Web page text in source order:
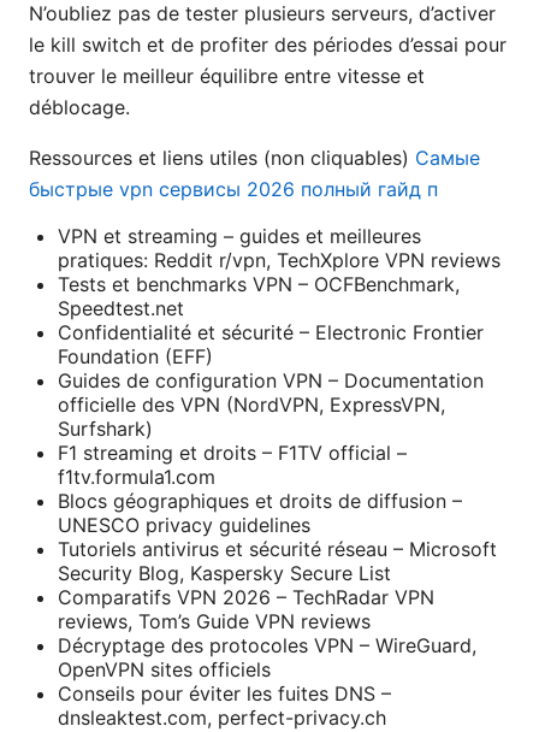
N’oubliez pas de tester plusieurs serveurs, d’activer
le kill switch et de profiter des périodes d’essai pour
trouver le meilleur équilibre entre vitesse et
déblocage.
Ressources et liens utiles (non cliquables) Самые
быстрые vpn сервисы 2026 полный гайд п
VPN et streaming – guides et meilleures
pratiques: Reddit r/vpn, TechXplore VPN reviews
Tests et benchmarks VPN – OCFBenchmark,
Speedtest.net
Confidentialité et sécurité – Electronic Frontier
Foundation (EFF)
Guides de configuration VPN – Documentation
officielle des VPN (NordVPN, ExpressVPN,
Surfshark)
F1 streaming et droits – F1TV official –
f1tv.formula1.com
Blocs géographiques et droits de diffusion –
UNESCO privacy guidelines
Tutoriels antivirus et sécurité réseau – Microsoft
Security Blog, Kaspersky Secure List
Comparatifs VPN 2026 – TechRadar VPN
reviews, Tom’s Guide VPN reviews
Décryptage des protocoles VPN – WireGuard,
OpenVPN sites officiels
Conseils pour éviter les fuites DNS –
dnsleaktest.com, perfect-privacy.ch